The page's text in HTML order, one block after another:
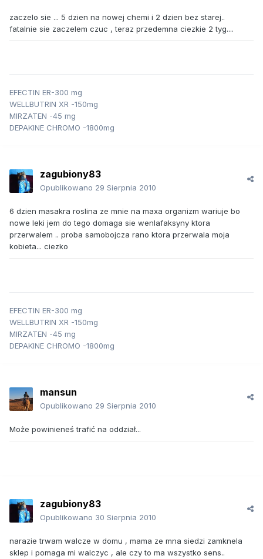
zaczelo sie ... 5 dzien na nowej chemi i 2 dzien bez starej..
fatalnie sie zaczelem czuc , teraz przedemna ciezkie 2 tyg....
EFECTIN ER-300 mg
WELLBUTRIN XR -150mg
MIRZATEN -45 mg
DEPAKINE CHROMO -1800mg
zagubiony83
Opublikowano 29 Sierpnia 2010
6 dzien masakra roslina ze mnie na maxa organizm wariuje bo
nowe leki jem do tego domaga sie wenlafaksyny ktora
przerwalem .. proba samobojcza rano ktora przerwala moja
kobieta... ciezko
EFECTIN ER-300 mg
WELLBUTRIN XR -150mg
MIRZATEN -45 mg
DEPAKINE CHROMO -1800mg
mansun
Opublikowano 29 Sierpnia 2010
Może powinieneś trafić na oddział...
zagubiony83
Opublikowano 30 Sierpnia 2010
narazie trwam walcze w domu , mama ze mna siedzi zamknela
sklep i pomaga mi walczyc , ale czy to ma wszystko sens..